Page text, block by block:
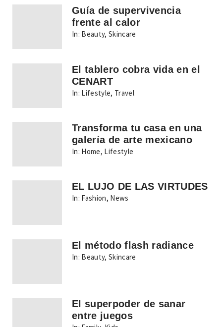
Guía de supervivencia
frente al calor
In: Beauty,Skincare
El tablero cobra vida en el
CENART
In: Lifestyle, Travel
Transforma tu casa en una
galería de arte mexicano
In: Home, Lifestyle
EL LUJO DE LAS VIRTUDES
In: Fashion, News
El método flash radiance
In: Beauty,Skincare
El superpoder de sanar
entre juegos